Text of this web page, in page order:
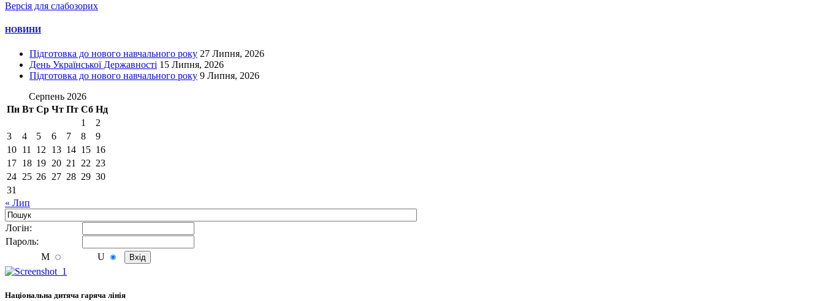
Версія для слабозорих
НОВИНИ
Підготовка до нового навчального року 27 Липня, 2026
День Української Державності 15 Липня, 2026
Підготовка до нового навчального року 9 Липня, 2026
Серпень 2026
Пн Вт Ср Чт Пт Сб Нд
1
2
3
4 5 6 7 8
9
10 11 12 13 14 15 16
17 18 19 20 21 22 23
24 25 26 27 28 29 30
31
« Лип
Логiн:
Пароль:
M
U
Національна дитяча гаряча лінія